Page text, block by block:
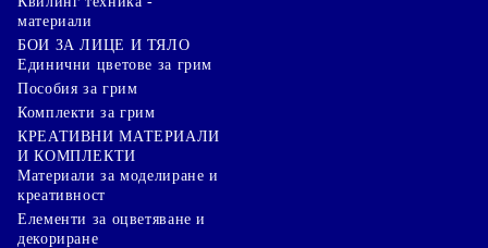
материали
БОИ ЗА ЛИЦЕ И ТЯЛО
Единични цветове за грим
Пособия за грим
Комплекти за грим
КРЕАТИВНИ МАТЕРИАЛИ
И КОМПЛЕКТИ
Mатериали за моделиране и
креативност
Елементи за оцветяване и
декориране